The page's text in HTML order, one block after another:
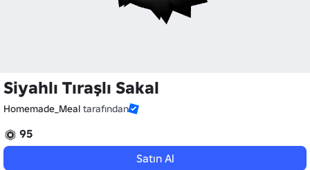
Siyahlı Tıraşlı Sakal
Homemade_Meal tarafından
95
Satın Al